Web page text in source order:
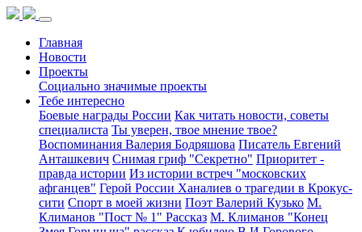
Главная
Новости
Проекты
Социально значимые проекты
Тебе интересно
Боевые награды России Как читать новости, советы
специалиста Ты уверен, твое мнение твое?
Воспоминания Валерия Бодряшова Писатель Евгений
Анташкевич Снимая гриф "Секретно" Приоритет -
правда истории Из истории встреч "московских
афганцев" Герой России Ханалиев о трагедии в Крокус-
сити Спорт в моей жизни Поэт Валерий Кузько М.
Климанов "Пост № 1" Рассказ М. Климанов "Конец